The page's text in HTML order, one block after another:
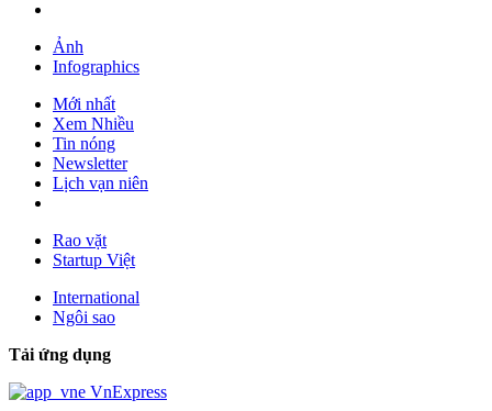
Ảnh
Infographics
Mới nhất
Xem Nhiều
Tin nóng
Newsletter
Lịch vạn niên
Rao vặt
Startup Việt
International
Ngôi sao
Tải ứng dụng
VnExpress